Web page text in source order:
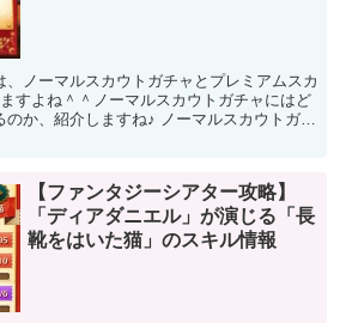
、ノーマルスカウトガチャとプレミアムスカ
すよね＾＾ノーマルスカウトガチャにはど
のか、紹介しますね♪ ノーマルスカウトガチ
【ファンタジーシアター攻略】
「ディアダニエル」が演じる「長
靴をはいた猫」のスキル情報